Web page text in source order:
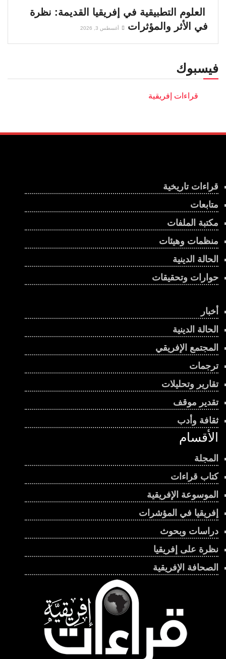
العلوم التطبيقية في إفريقيا القديمة: نظرة
في الأثر والمؤثرات
أغسطس 3, 2026
فيسبوك
قراءات تاريخية
متابعات
مكتبة الملفات
منظمات وهيئات
الحالة الدينية
حوارات وتحقيقات
أخبار
الحالة الدينية
المجتمع الإفريقي
ترجمات
تقارير وتحليلات
تقدير موقف
ثقافة وأدب
الأقسام
المجلة
كتاب قراءات
الموسوعة الإفريقية
إفريقيا في المؤشرات
دراسات وبحوث
نظرة على إفريقيا
الصحافة الإفريقية